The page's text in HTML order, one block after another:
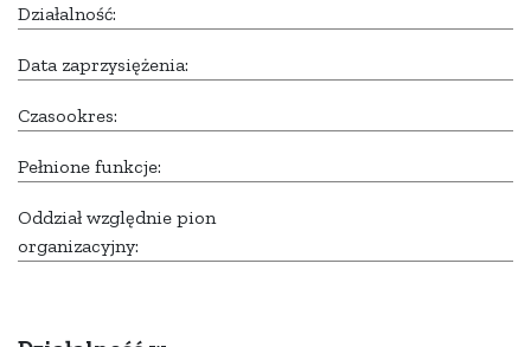
Działalność:
Data zaprzysiężenia:
Czasookres:
Pełnione funkcje:
Oddział względnie pion
organizacyjny: